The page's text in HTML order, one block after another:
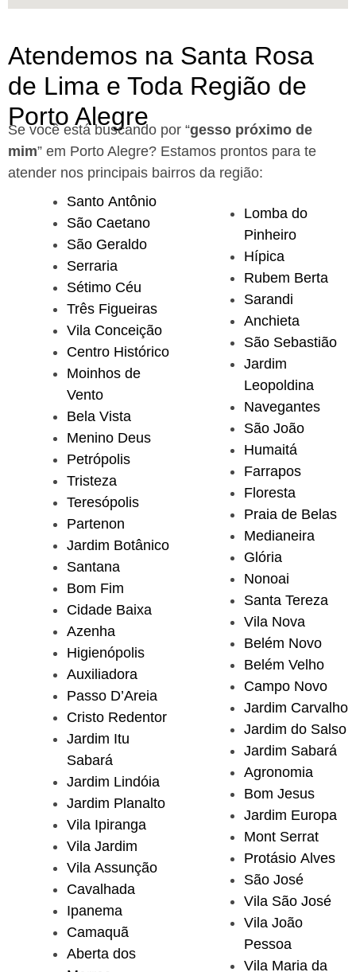
Atendemos na Santa Rosa
de Lima e Toda Região de
Porto Alegre
Se você está buscando por “gesso próximo de
mim” em Porto Alegre? Estamos prontos para te
atender nos principais bairros da região:
Santo Antônio
São Caetano
São Geraldo
Serraria
Sétimo Céu
Três Figueiras
Vila Conceição
Centro Histórico
Moinhos de
Vento
Bela Vista
Menino Deus
Petrópolis
Tristeza
Teresópolis
Partenon
Jardim Botânico
Santana
Bom Fim
Cidade Baixa
Azenha
Higienópolis
Auxiliadora
Passo D’Areia
Cristo Redentor
Jardim Itu
Sabará
Jardim Lindóia
Jardim Planalto
Vila Ipiranga
Vila Jardim
Vila Assunção
Cavalhada
Ipanema
Camaquã
Aberta dos
Lomba do
Pinheiro
Hípica
Rubem Berta
Sarandi
Anchieta
São Sebastião
Jardim
Leopoldina
Navegantes
São João
Humaitá
Farrapos
Floresta
Praia de Belas
Medianeira
Glória
Nonoai
Santa Tereza
Vila Nova
Belém Novo
Belém Velho
Campo Novo
Jardim Carvalho
Jardim do Salso
Jardim Sabará
Agronomia
Bom Jesus
Jardim Europa
Mont Serrat
Protásio Alves
São José
Vila São José
Vila João
Pessoa
Vila Maria da